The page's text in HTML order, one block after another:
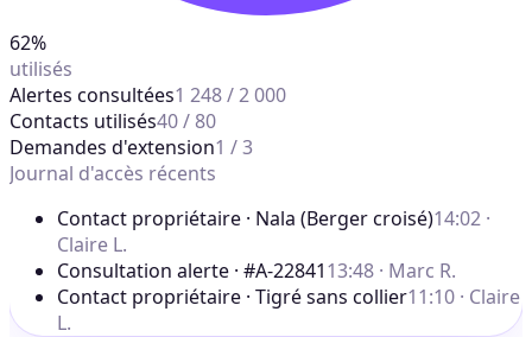
62%
utilisés
Alertes consultées1 248 / 2 000
Contacts utilisés40 / 80
Demandes d'extension1 / 3
Journal d'accès récents
Contact propriétaire · Nala (Berger croisé)14:02 ·
Claire L.
Consultation alerte · #A-2284113:48 · Marc R.
Contact propriétaire · Tigré sans collier11:10 · Claire
L.